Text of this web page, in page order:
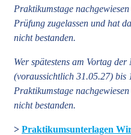
Praktikumstage
Prüfung zugelassen und hat
nicht bestanden.
Wer spätestens am Vortag der
(voraussichtlich 31.05.27) bis
Praktikumstage
nicht bestanden.
> Praktikumsunterlagen